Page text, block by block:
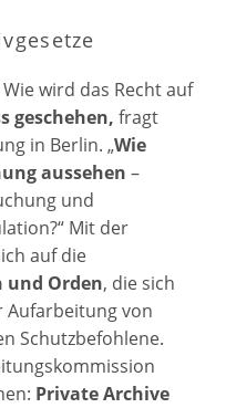
wird das Recht auf
geschehen, fragt
in Berlin. „Wie
aussehen –
und
Mit der
auf die
und Orden, die sich
Aufarbeitung von
Schutzbefohlene.
Private Archive